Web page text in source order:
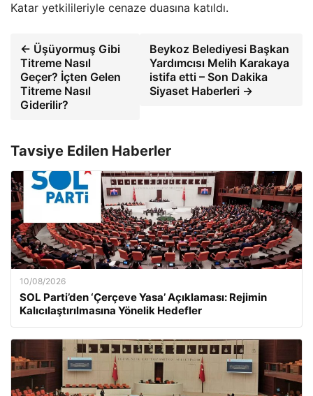
Katar yetkilileriyle cenaze duasına katıldı.
← Üşüyormuş Gibi
Titreme Nasıl
Geçer? İçten Gelen
Titreme Nasıl
Giderilir?
Beykoz Belediyesi Başkan
Yardımcısı Melih Karakaya
istifa etti – Son Dakika
Siyaset Haberleri →
Tavsiye Edilen Haberler
10/08/2026
SOL Parti’den ‘Çerçeve Yasa’ Açıklaması: Rejimin
Kalıcılaştırılmasına Yönelik Hedefler